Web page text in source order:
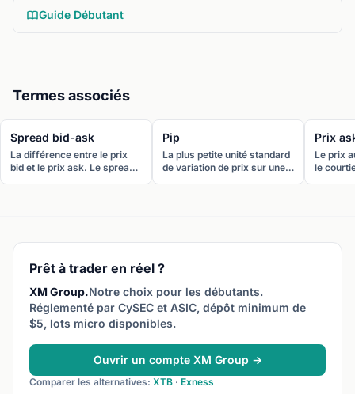
Guide Débutant
Termes associés
Spread bid-ask
La différence entre le prix
bid et le prix ask. Le spread
Pip
La plus petite unité standard
de variation de prix sur une
Prix
Le prix
le
Prêt à trader en réel ?
XM Group.Notre choix pour les débutants.
Réglementé par CySEC et ASIC, dépôt minimum de
$5, lots micro disponibles.
Ouvrir un compte XM Group →
Comparer les alternatives: XTB · Exness